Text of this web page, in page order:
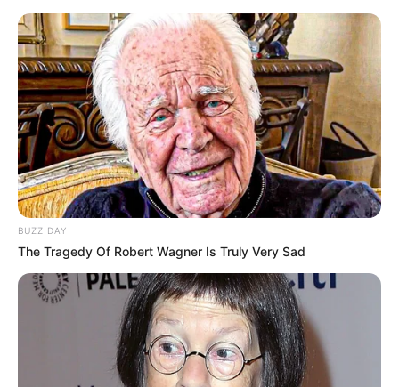
BUZZ DAY
The Tragedy Of Robert Wagner Is Truly Very Sad